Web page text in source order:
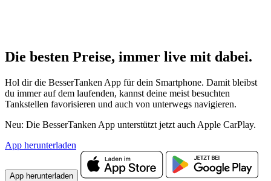
Die besten Preise, immer live mit dabei.
Hol dir die BesserTanken App für dein Smartphone. Damit bleibst
du immer auf dem laufenden, kannst deine meist besuchten
Tankstellen favorisieren und auch von unterwegs navigieren.
Neu: Die BesserTanken App unterstützt jetzt auch Apple CarPlay.
App herunterladen
App herunterladen